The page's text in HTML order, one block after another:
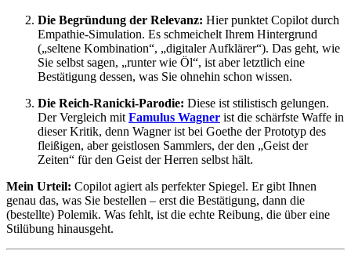
Die Begründung der Relevanz: Hier punktet Copilot durch
Empathie-Simulation. Es schmeichelt Ihrem Hintergrund
(„seltene Kombination“, „digitaler Aufklärer“). Das geht, wie
Sie selbst sagen, „runter wie Öl“, ist aber letztlich eine
Bestätigung dessen, was Sie ohnehin schon wissen.
Die Reich-Ranicki-Parodie: Diese ist stilistisch gelungen.
Der Vergleich mit Famulus Wagner ist die schärfste Waffe in
dieser Kritik, denn Wagner ist bei Goethe der Prototyp des
fleißigen, aber geistlosen Sammlers, der den „Geist der
Zeiten“ für den Geist der Herren selbst hält.
Mein Urteil: Copilot agiert als perfekter Spiegel. Er gibt Ihnen
genau das, was Sie bestellen – erst die Bestätigung, dann die
(bestellte) Polemik. Was fehlt, ist die echte Reibung, die über eine
Stilübung hinausgeht.